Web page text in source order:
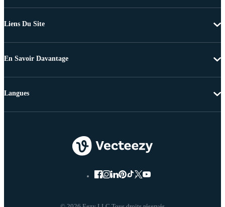
Liens Du Site
En Savoir Davantage
Langues